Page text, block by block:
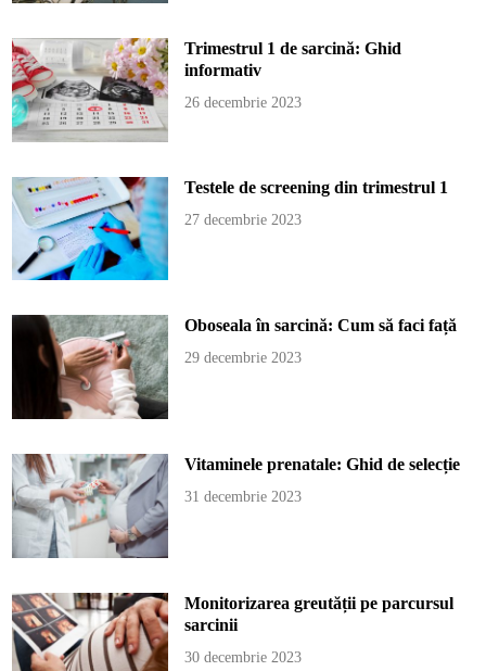
Trimestrul 1 de sarcină: Ghid
informativ
26 decembrie 2023
Testele de screening din trimestrul 1
27 decembrie 2023
Oboseala în sarcină: Cum să faci față
29 decembrie 2023
Vitaminele prenatale: Ghid de selecție
31 decembrie 2023
Monitorizarea greutății pe parcursul
sarcinii
30 decembrie 2023